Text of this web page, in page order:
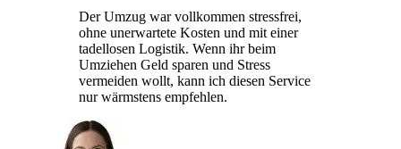
Der Umzug war vollkommen stressfrei,
ohne unerwartete Kosten und mit einer
tadellosen Logistik. Wenn ihr beim
Umziehen Geld sparen und Stress
vermeiden wollt, kann ich diesen Service
nur wärmstens empfehlen.